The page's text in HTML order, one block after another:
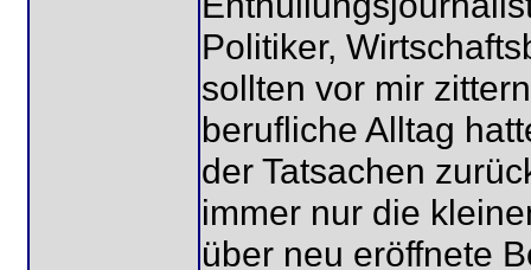
Politiker,
sollten vor mir
berufliche Alltag
der Tatsachen
immer nur die
über neu eröffnete